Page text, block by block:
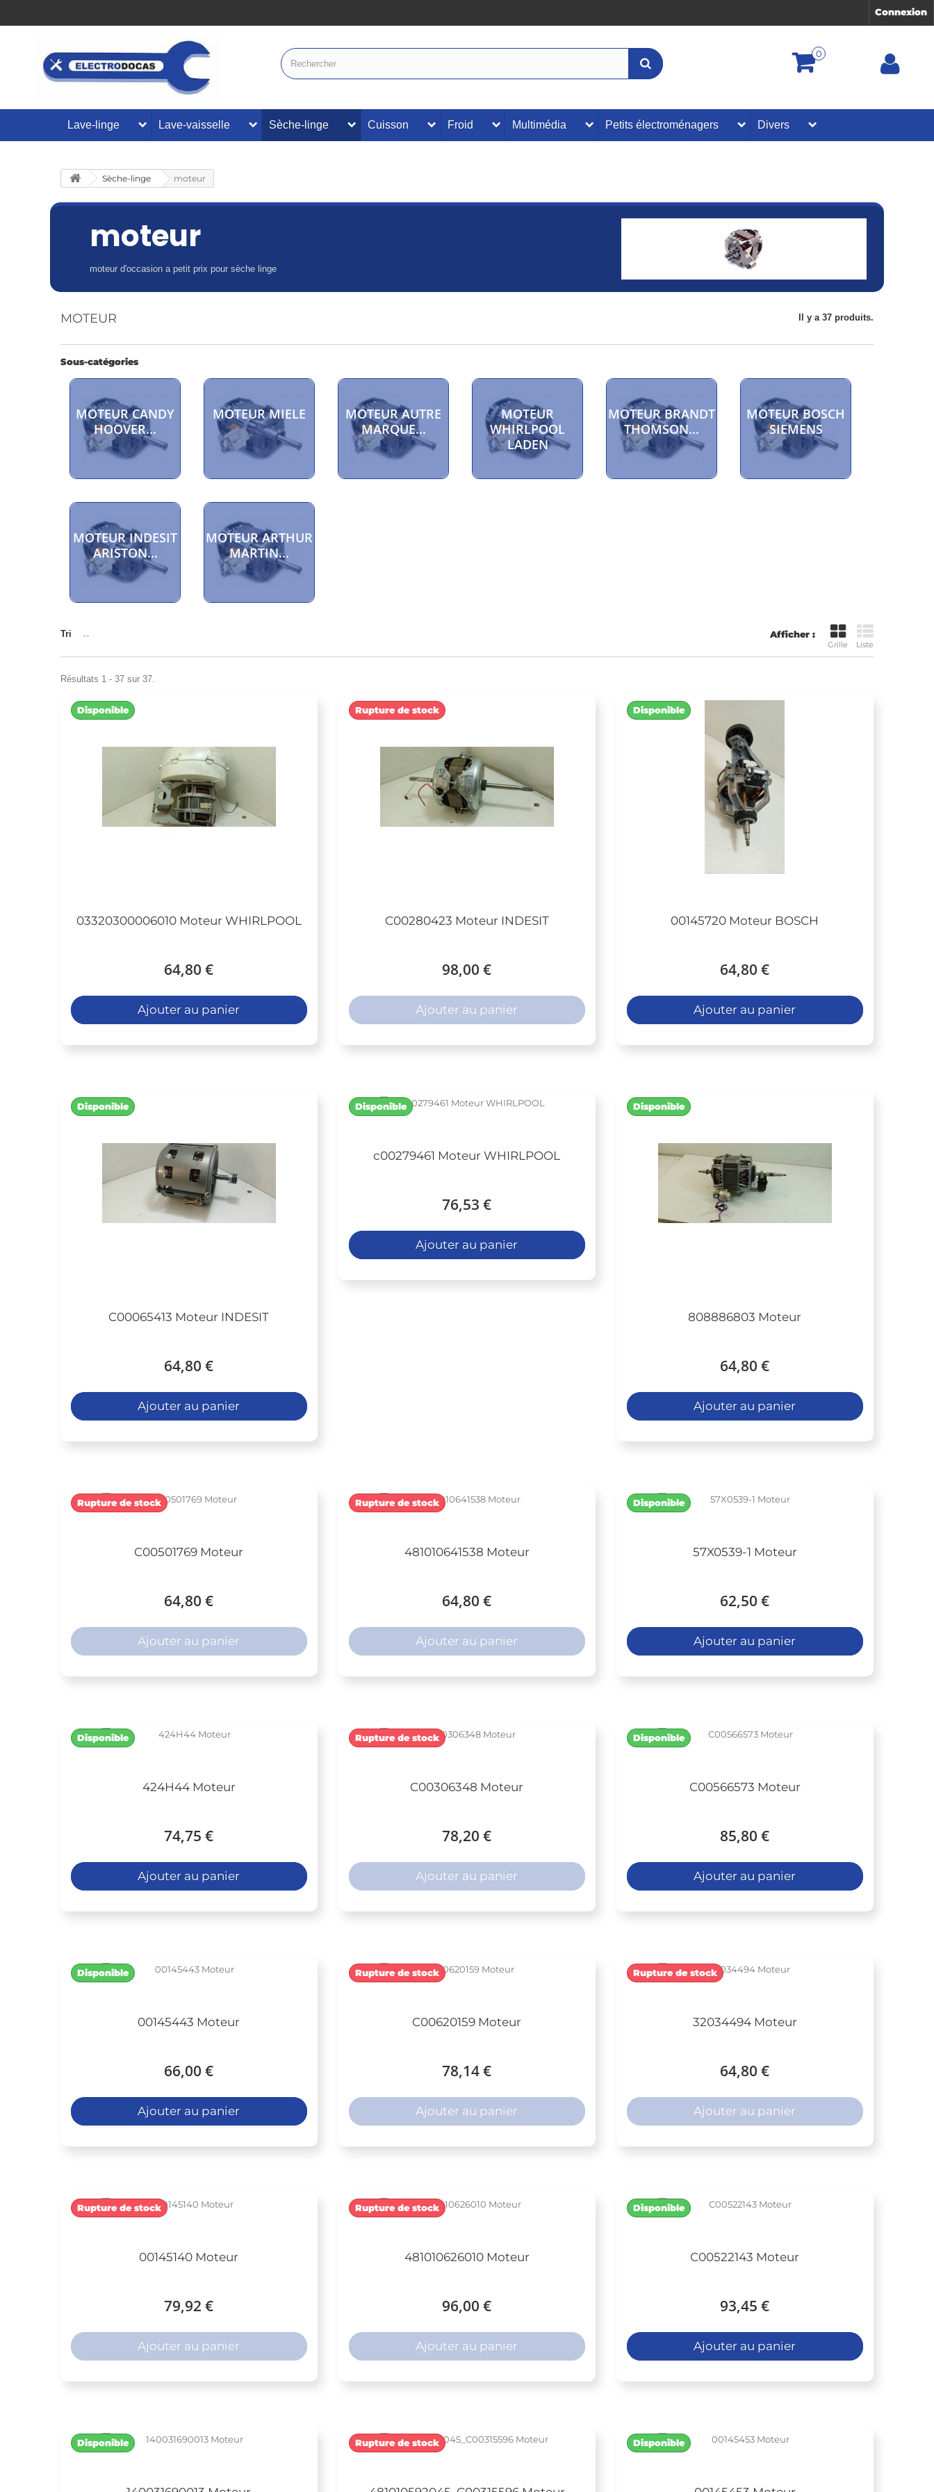
Connexion
0
Lave-linge Lave-vaisselle Sèche-linge Cuisson Froid Multimédia Petits électroménagers Divers
Sèche-linge moteur
moteur
moteur d'occasion a petit prix pour sèche linge
MOTEUR Il y a 37 produits.
Sous-catégories
MOTEUR CANDY
HOOVER...
MOTEUR MIELE
MOTEUR AUTRE
MARQUE...
MOTEUR
WHIRLPOOL
LADEN
MOTEUR BRANDT
THOMSON...
MOTEUR BOSCH
SIEMENS
MOTEUR INDESIT
ARISTON...
MOTEUR ARTHUR
MARTIN...
Afficher :
Grille Liste
Tri --
Résultats 1 - 37 sur 37.
03320300006010 Moteur WHIRLPOOL
64,80 €
Disponible
Ajouter au panier
C00280423 Moteur INDESIT
98,00 €
Rupture de stock
Ajouter au panier
00145720 Moteur BOSCH
64,80 €
Disponible
Ajouter au panier
C00065413 Moteur INDESIT
64,80 €
Disponible
Ajouter au panier
c00279461 Moteur WHIRLPOOL
76,53 €
Disponible
Ajouter au panier
808886803 Moteur
64,80 €
Disponible
Ajouter au panier
C00501769 Moteur
64,80 €
Rupture de stock
Ajouter au panier
481010641538 Moteur
64,80 €
Rupture de stock
Ajouter au panier
57X0539-1 Moteur
62,50 €
Disponible
Ajouter au panier
424H44 Moteur
74,75 €
Disponible
Ajouter au panier
C00306348 Moteur
78,20 €
Rupture de stock
Ajouter au panier
C00566573 Moteur
85,80 €
Disponible
Ajouter au panier
00145443 Moteur
66,00 €
Disponible
Ajouter au panier
C00620159 Moteur
78,14 €
Rupture de stock
Ajouter au panier
32034494 Moteur
64,80 €
Rupture de stock
Ajouter au panier
00145140 Moteur
79,92 €
Rupture de stock
Ajouter au panier
481010626010 Moteur
96,00 €
Rupture de stock
Ajouter au panier
C00522143 Moteur
93,45 €
Disponible
Ajouter au panier
Disponible Rupture de stock Disponible